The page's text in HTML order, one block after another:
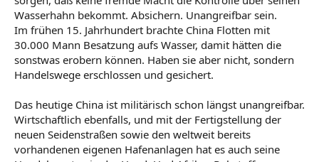
Wasserhahn bekommt. Absichern. Unangreifbar sein.
Im frühen 15. Jahrhundert brachte China Flotten mit
30.000 Mann Besatzung aufs Wasser, damit hätten die
sonstwas erobern können. Haben sie aber nicht, sondern
Handelswege erschlossen und gesichert.
Das heutige China ist militärisch schon längst unangreifbar.
Wirtschaftlich ebenfalls, und mit der Fertigstellung der
neuen Seidenstraßen sowie den weltweit bereits
vorhandenen eigenen Hafenanlagen hat es auch seine